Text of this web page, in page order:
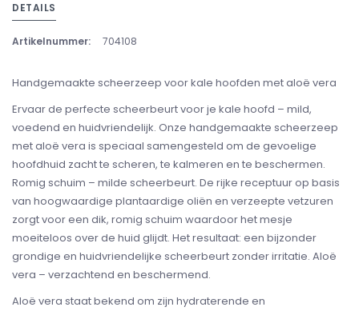
DETAILS
Artikelnummer: 704108
Handgemaakte scheerzeep voor kale hoofden met aloë vera
Ervaar de perfecte scheerbeurt voor je kale hoofd – mild,
voedend en huidvriendelijk. Onze handgemaakte scheerzeep
met aloë vera is speciaal samengesteld om de gevoelige
hoofdhuid zacht te scheren, te kalmeren en te beschermen.
Romig schuim – milde scheerbeurt. De rijke receptuur op basis
van hoogwaardige plantaardige oliën en verzeepte vetzuren
zorgt voor een dik, romig schuim waardoor het mesje
moeiteloos over de huid glijdt. Het resultaat: een bijzonder
grondige en huidvriendelijke scheerbeurt zonder irritatie. Aloë
vera – verzachtend en beschermend.
Aloë vera staat bekend om zijn hydraterende en